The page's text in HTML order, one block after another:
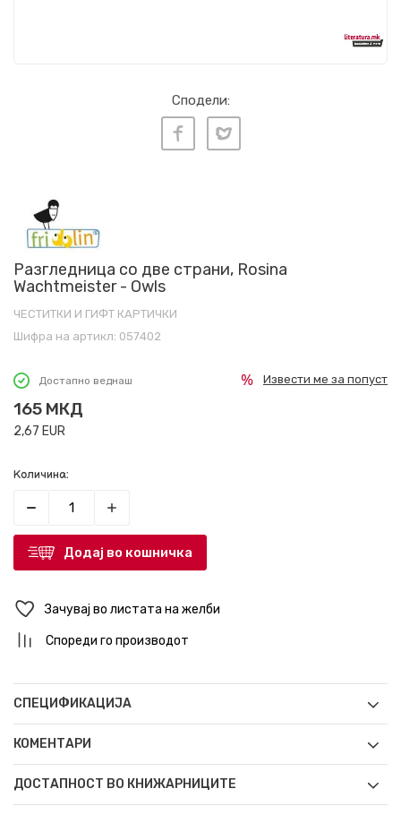
Сподели:
Разгледница со две страни, Rosina
Wachtmeister - Owls
ЧЕСТИТКИ И ГИФТ КАРТИЧКИ
Шифра на артикл: 057402
Достапно веднаш
165 МКД
2,67 EUR
Извести ме за попуст
Количина:
Додај во кошничка
Зачувај во листата на желби
Спореди го производот
СПЕЦИФИКАЦИЈА
КОМЕНТАРИ
ДОСТАПНОСТ ВО КНИЖАРНИЦИТЕ